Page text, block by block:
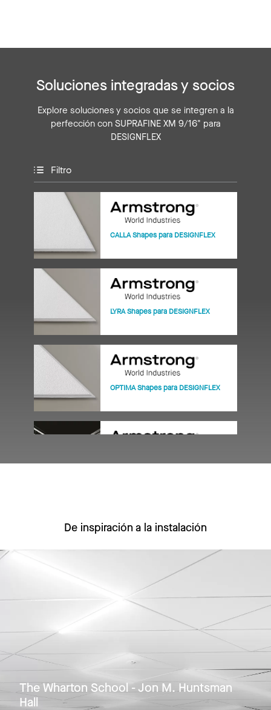
Soluciones integradas y socios
Explore soluciones y socios que se integren a la
perfección con SUPRAFINE XM 9/16" para
DESIGNFLEX
Filtro
CALLA Shapes para DESIGNFLEX
LYRA Shapes para DESIGNFLEX
OPTIMA Shapes para DESIGNFLEX
SUPRAFINE XL 9/16" de Te expuesta
De inspiración a la instalación
The Wharton School - Jon M. Huntsman
Hall